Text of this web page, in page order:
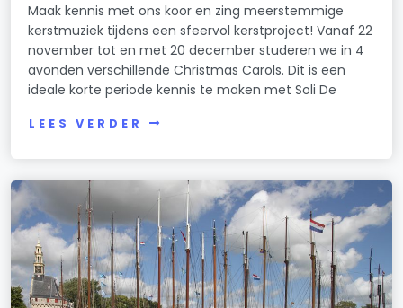
Maak kennis met ons koor en zing meerstemmige
kerstmuziek tijdens een sfeervol kerstproject! Vanaf 22
november tot en met 20 december studeren we in 4
avonden verschillende Christmas Carols. Dit is een
ideale korte periode kennis te maken met Soli De
LEES VERDER